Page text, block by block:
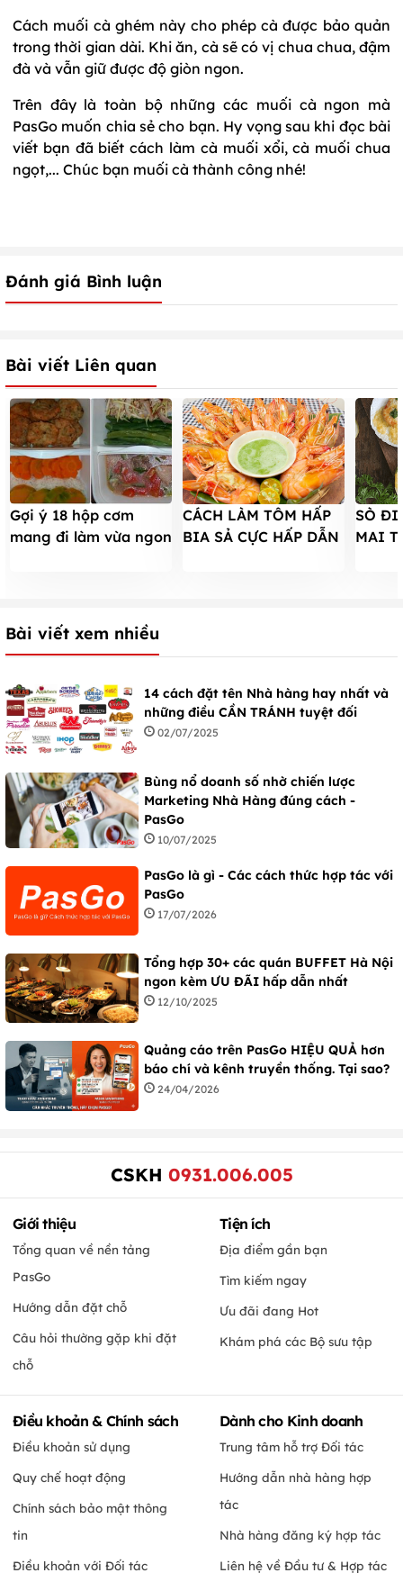
Cách muối cà ghém này cho phép cà được bảo quản
trong thời gian dài. Khi ăn, cà sẽ có vị chua chua, đậm
đà và vẫn giữ được độ giòn ngon.
Trên đây là toàn bộ những các muối cà ngon mà
PasGo muốn chia sẻ cho bạn. Hy vọng sau khi đọc bài
viết bạn đã biết cách làm cà muối xổi, cà muối chua
ngọt,... Chúc bạn muối cà thành công nhé!
Đánh giá Bình luận
Bài viết Liên quan
Gợi ý 18 hộp cơm
mang đi làm vừa ngon
CÁCH LÀM TÔM HẤP
BIA SẢ CỰC HẤP DẪN
SÒ
MAI
Bài viết xem nhiều
14 cách đặt tên Nhà hàng hay nhất và
những điều CẦN TRÁNH tuyệt đối
02/07/2025
Bùng nổ doanh số nhờ chiến lược
Marketing Nhà Hàng đúng cách -
PasGo
10/07/2025
PasGo là gì - Các cách thức hợp tác với
PasGo
17/07/2026
Tổng hợp 30+ các quán BUFFET Hà Nội
ngon kèm ƯU ĐÃI hấp dẫn nhất
12/10/2025
Quảng cáo trên PasGo HIỆU QUẢ hơn
báo chí và kênh truyền thống. Tại sao?
24/04/2026
CSKH 0931.006.005
Giới thiệu
Tổng quan về nền tảng
PasGo
Hướng dẫn đặt chỗ
Câu hỏi thường gặp khi đặt
chỗ
Tiện ích
Địa điểm gần bạn
Tìm kiếm ngay
Ưu đãi đang Hot
Khám phá các Bộ sưu tập
Điều khoản & Chính sách
Điều khoản sử dụng
Quy chế hoạt động
Chính sách bảo mật thông
tin
Điều khoản với Đối tác
Dành cho Kinh doanh
Trung tâm hỗ trợ Đối tác
Hướng dẫn nhà hàng hợp
tác
Nhà hàng đăng ký hợp tác
Liên hệ về Đầu tư & Hợp tác